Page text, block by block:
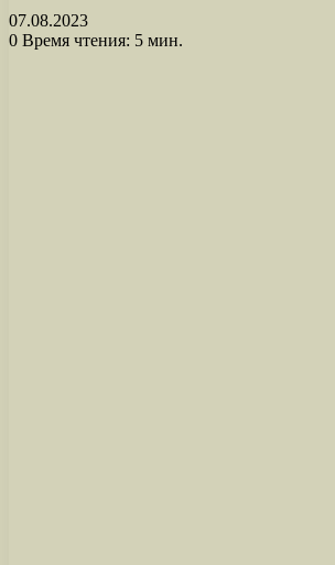
07.08.2023
0 Время чтения: 5 мин.